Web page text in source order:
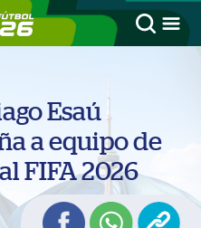
Esaú
a equipo de
FIFA 2026